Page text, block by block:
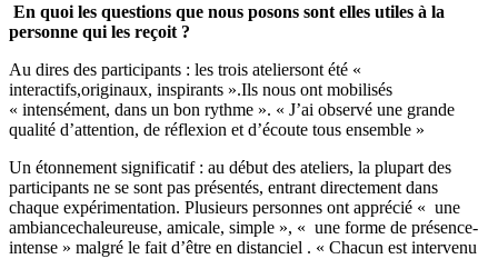
En quoi les questions que nous posons sont elles utiles à la
personne qui les reçoit ?
Au dires des participants : les trois ateliersont été «
interactifs,originaux, inspirants ».Ils nous ont mobilisés
« intensément, dans un bon rythme ». « J’ai observé une grande
qualité d’attention, de réflexion et d’écoute tous ensemble »
Un étonnement significatif : au début des ateliers, la plupart des
participants ne se sont pas présentés, entrant directement dans
chaque expérimentation. Plusieurs personnes ont apprécié « une
ambiancechaleureuse, amicale, simple », « une forme de présence-
intense » malgré le fait d’être en distanciel . « Chacun est intervenu